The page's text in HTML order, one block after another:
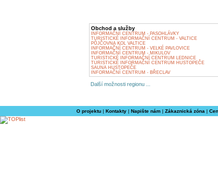
Obchod a služby
INFORMAČNÍ CENTRUM - PASOHLÁVKY
TURISTICKÉ INFORMAČNÍ CENTRUM - VALTICE
PŮJČOVNA KOL VALTICE
INFORMAČNÍ CENTRUM - VELKÉ PAVLOVICE
INFORMAČNÍ CENTRUM - MIKULOV
TURISTICKÉ INFORMAČNÍ CENTRUM LEDNICE
TURISTICKÉ INFORMAČNÍ CENTRUM HUSTOPEČE
SAUNA HUSTOPEČE
INFORMAČNÍ CENTRUM - BŘECLAV
Další možnosti regionu ...
O projektu| Kontakty| Napište nám| Zákaznická zóna |